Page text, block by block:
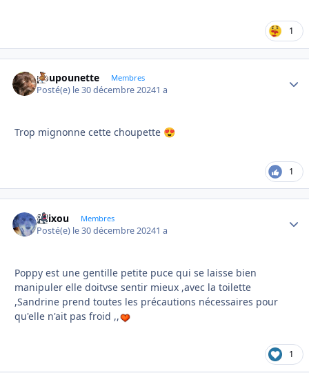
1
poupounette Membres
Posté(e) le 30 décembre 20241 a
Trop mignonne cette choupette 😍
1
felixou Membres
Posté(e) le 30 décembre 20241 a
Poppy est une gentille petite puce qui se laisse bien
manipuler elle doitvse sentir mieux ,avec la toilette
,Sandrine prend toutes les précautions nécessaires pour
qu'elle n'ait pas froid ,,
1